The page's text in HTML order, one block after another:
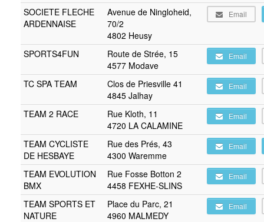
SOCIETE FLECHE
ARDENNAISE
Avenue de Ningloheid,
70/2
4802 Heusy
Email
SPORTS4FUN
Route de Strée, 15
4577 Modave
Email
TC SPA TEAM
Clos de Priesville 41
4845 Jalhay
Email
TEAM 2 RACE
Rue Kloth, 11
4720 LA CALAMINE
Email
TEAM CYCLISTE
DE HESBAYE
Rue des Prés, 43
4300 Waremme
Email
TEAM EVOLUTION
BMX
Rue Fosse Botton 2
4458 FEXHE-SLINS
Email
TEAM SPORTS ET
NATURE
Place du Parc, 21
4960 MALMEDY
Email